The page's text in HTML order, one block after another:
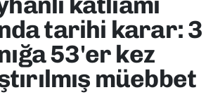
tarihi karar: 3
53'er kez
müebbet
Haberleri